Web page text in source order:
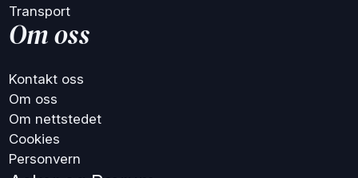
Transport
Om oss
Kontakt oss
Om oss
Om nettstedet
Cookies
Personvern